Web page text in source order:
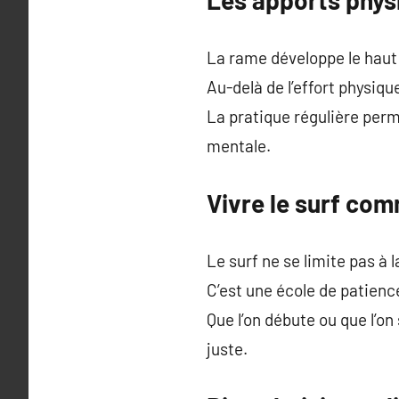
La rame développe le
Au-delà de l’effort
La pratique régulière
mentale.
Vivre le surf
Le surf ne se limite pas à
C’est une école de
Que l’on débute ou que
juste.